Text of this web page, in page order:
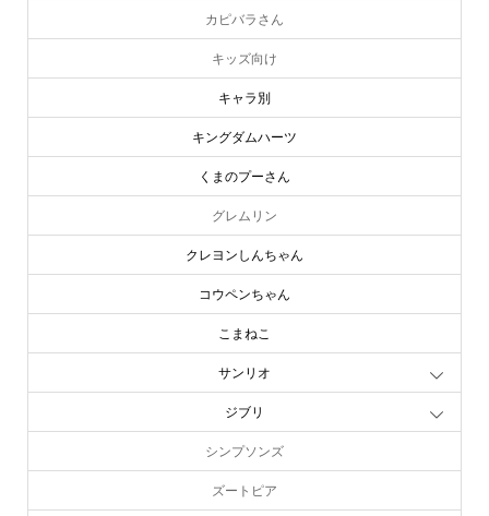
カピバラさん
キッズ向け
キャラ別
キングダムハーツ
くまのプーさん
グレムリン
クレヨンしんちゃん
コウペンちゃん
こまねこ
サンリオ
ジブリ
シンプソンズ
ズートピア